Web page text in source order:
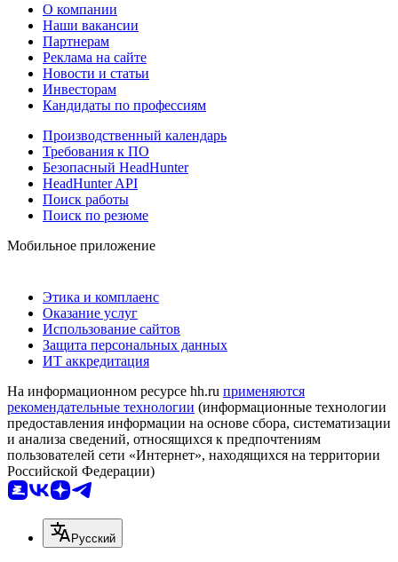
О компании
Наши вакансии
Партнерам
Реклама на сайте
Новости и статьи
Инвесторам
Кандидаты по профессиям
Производственный календарь
Требования к ПО
Безопасный HeadHunter
HeadHunter API
Поиск работы
Поиск по резюме
Мобильное приложение
Этика и комплаенс
Оказание услуг
Использование сайтов
Защита персональных данных
ИТ аккредитация
На информационном ресурсе hh.ru применяются
рекомендательные технологии (информационные технологии
предоставления информации на основе сбора, систематизации
и анализа сведений, относящихся к предпочтениям
пользователей сети «Интернет», находящихся на территории
Российской Федерации)
Русский